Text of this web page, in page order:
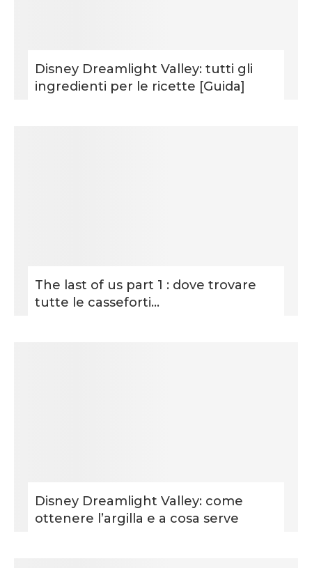
Disney Dreamlight Valley: tutti gli
ingredienti per le ricette [Guida]
The last of us part 1 : dove trovare
tutte le casseforti...
Disney Dreamlight Valley: come
ottenere l’argilla e a cosa serve